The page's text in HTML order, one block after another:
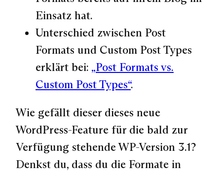
Einsatz hat.
Unterschied zwischen Post
Formats und Custom Post Types
erklärt bei: „Post Formats vs.
Custom Post Types“.
Wie gefällt dieser dieses neue
WordPress-Feature für die bald zur
Verfügung stehende WP-Version 3.1?
Denkst du, dass du die Formate in